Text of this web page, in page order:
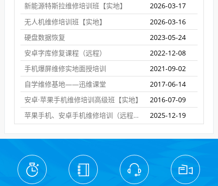
新能源特斯拉维修培训班【实地】
2026-03-17
无人机维修培训班【实地】
2026-03-16
硬盘数据恢复
2023-05-24
安卓字库修复课程（远程）
2022-12-08
手机爆屏维修实地面授培训
2021-09-02
自学维修基地——迅维课堂
2017-06-14
安卓·苹果手机维修培训高级班【实地】
2016-07-09
苹果手机、安卓手机维修培训（远程网络班）
2025-12-19